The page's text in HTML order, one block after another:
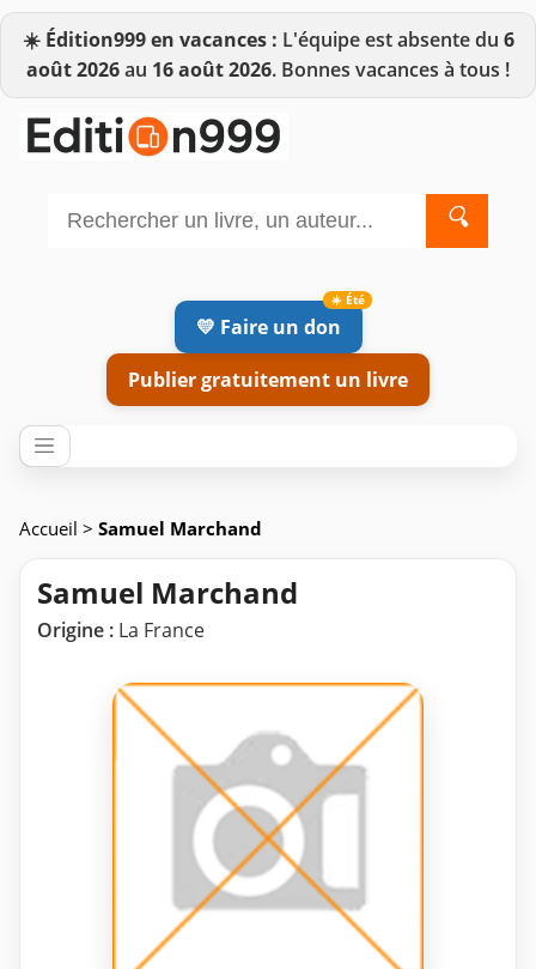
☀️ Édition999 en vacances : L'équipe est absente du 6
août 2026au 16 août 2026. Bonnes vacances à tous !
🔍
💛 Faire un don
Publier gratuitement un livre
Accueil > Samuel Marchand
Samuel Marchand
Origine : La France